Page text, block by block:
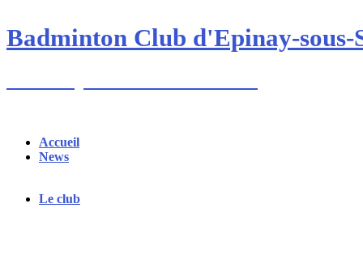
to
content
Badminton Club d'Epinay-sous-
Accueil
News
Le club